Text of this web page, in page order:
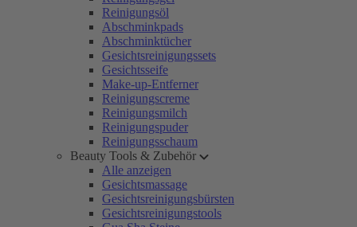
Reinigungsöl
Abschminkpads
Abschminktücher
Gesichtsreinigungssets
Gesichtsseife
Make-up-Entferner
Reinigungscreme
Reinigungsmilch
Reinigungspuder
Reinigungsschaum
Beauty Tools & Zubehör
Alle anzeigen
Gesichtsmassage
Gesichtsreinigungsbürsten
Gesichtsreinigungstools